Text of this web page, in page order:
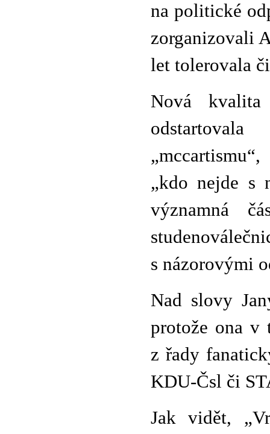
na politické
zorganizovali
let tolerovala
Nová
„kdo nejde s
významná
s názorovými
Nad slovy
protože ona v
z řady
KDU-Čsl či
Jak vidět,